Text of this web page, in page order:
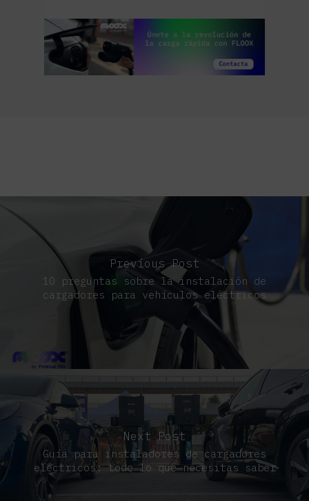
Previous Post
10 preguntas sobre la instalación de
cargadores para vehículos eléctricos
Next Post
Guía para instaladores de cargadores
eléctricos: todo lo que necesitas saber